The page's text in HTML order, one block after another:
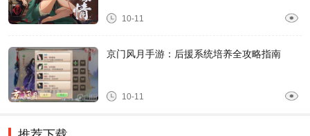
10-11
京门风月手游：后援系统培养全攻略指南
10-11